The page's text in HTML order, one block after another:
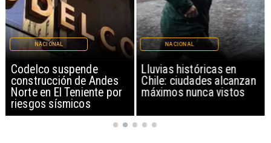
Codelco suspende
construcción de Andes
Norte en El Teniente por
riesgos sísmicos
NACIONAL
Lluvias históricas en
Chile: ciudades alcanzan
máximos nunca vistos
NACIONAL